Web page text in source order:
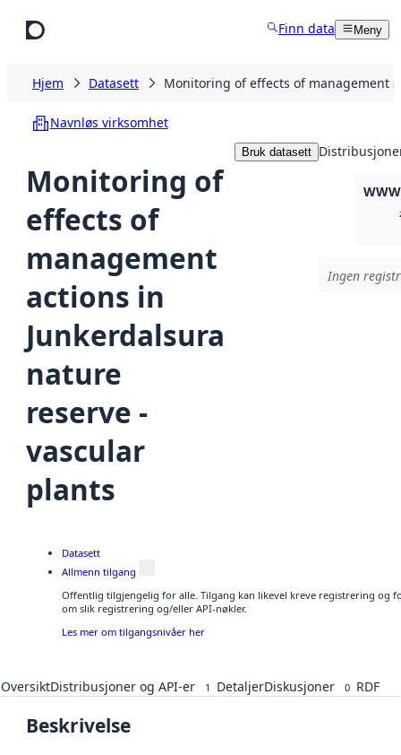
Finn data Meny
Hjem Datasett Monitoring of effects of management
Navnløs virksomhet
Monitoring of
effects of
management
actions in
Junkerdalsura
nature
reserve -
vascular
plants
Bruk datasett
Ingen
Datasett
Allmenn tilgang
Offentlig tilgjengelig for alle. Tilgang kan likevel kreve registrering og
om slik registrering og/eller API-nøkler.
Les mer om tilgangsnivåer her
OversiktDistribusjoner og API-er 1 DetaljerDiskusjoner 0 RDF
Beskrivelse